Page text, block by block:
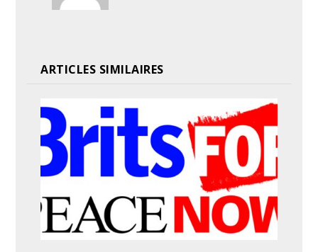
ARTICLES SIMILAIRES